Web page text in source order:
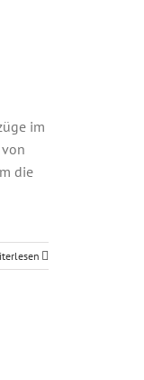
im
die